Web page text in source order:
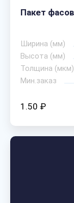
Пакет
Ширина (мм)
Высота (мм)
Толщина (мкм)
Мин.заказ
1.50 ₽